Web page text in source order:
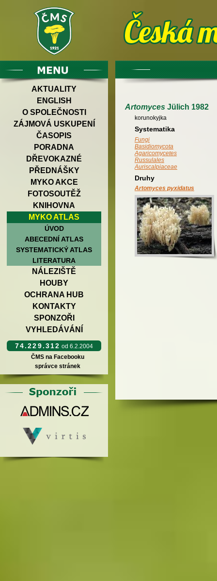
AKTUALITY
ENGLISH
O SPOLEČNOSTI
ZÁJMOVÁ USKUPENÍ
ČASOPIS
PORADNA
DŘEVOKAZNÉ
PŘEDNÁŠKY
MYKO AKCE
FOTOSOUTĚŽ
KNIHOVNA
MYKO ATLAS
ÚVOD
ABECEDNÍ ATLAS
SYSTEMATICKÝ ATLAS
LITERATURA
NÁLEZIŠTĚ
HOUBY
OCHRANA HUB
KONTAKTY
SPONZOŘI
VYHLEDÁVÁNÍ
74.229.312 od 6.2.2004
ČMS na Facebooku
správce stránek
Artomyces Jülich 1982
korunokyjka
Systematika
Fungi
Basidiomycota
Agaricomycetes
Russulales
Auriscalpiaceae
Druhy
Artomyces pyxidatus